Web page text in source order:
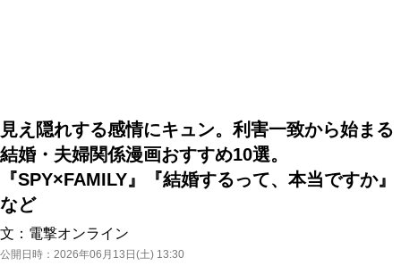
見え隠れする感情にキュン。利害一致から始まる
結婚・夫婦関係漫画おすすめ10選。
『SPY×FAMILY』『結婚するって、本当ですか』
など
文： 電撃オンライン
公開日時： 2026年06月13日(土) 13:30